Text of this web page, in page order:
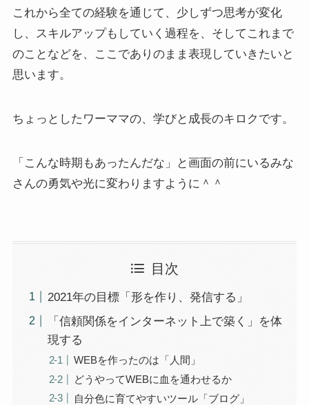
これから全ての経験を通じて、少しずつ思考が変化
し、スキルアップもしていく過程を、そしてこれまで
のことなどを、ここでありのまま表現していきたいと
思います。
ちょっとしたワーママの、学びと成長のキロクです。
「こんな時期もあったんだな」と画面の前にいるみな
さんの勇気や光に変わりますように＾＾
目次
2021年の目標「形を作り、発信する」
「信頼関係をインターネット上で築く」を体
現する
WEBを作ったのは「人間」
どうやってWEBに血を通わせるか
自分色に育てやすいツール「ブログ」